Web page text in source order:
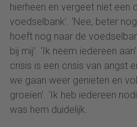
hierheen en vergeet niet een
voedselbank’. ‘Nee, beter
hoeft nog naar de
bij mij’. ‘Ik neem iedereen
crisis is een crisis van angst
we gaan weer genieten en
groeien’. ‘Ik heb iedereen
was hem duidelijk.